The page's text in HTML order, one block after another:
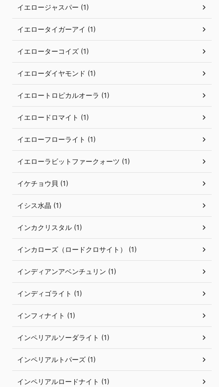
イエロージャスパー (1)
イエロータイガーアイ (1)
イエローターコイズ (1)
イエローダイヤモンド (1)
イエロートロピカルオーラ (1)
イエロードロマイト (1)
イエローフローライト (1)
イエローラビットファークォーツ (1)
イケチョウ貝 (1)
イシス水晶 (1)
インカクリスタル (1)
インカローズ（ロードクロサイト） (1)
インディアンアベンチュリン (1)
インディゴライト (1)
インフィナイト (1)
インペリアルソーダライト (1)
インペリアルトパーズ (1)
インペリアルロードナイト (1)